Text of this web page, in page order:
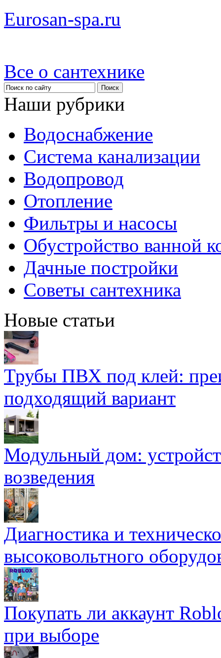
Eurosan-spa.ru
Все о сантехнике
Наши рубрики
Водоснабжение
Система канализации
Водопровод
Отопление
Фильтры и насосы
Обустройство ванной
Дачные постройки
Советы сантехника
Новые статьи
Трубы ПВХ под клей:
подходящий вариант
Модульный дом:
возведения
Диагностика и
высоковольтного
Покупать ли аккаунт
при выборе